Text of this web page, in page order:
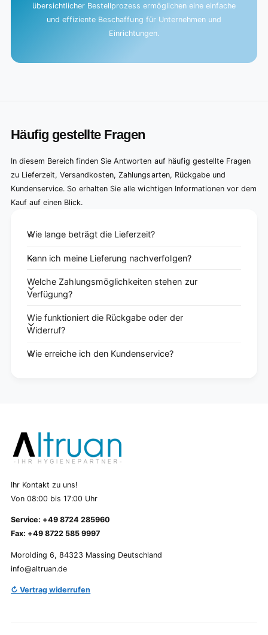
übersichtlicher Bestellprozess ermöglichen eine einfache
und effiziente Beschaffung für Unternehmen und
Einrichtungen.
Häufig gestellte Fragen
In diesem Bereich finden Sie Antworten auf häufig gestellte Fragen
zu Lieferzeit, Versandkosten, Zahlungsarten, Rückgabe und
Kundenservice. So erhalten Sie alle wichtigen Informationen vor dem
Kauf auf einen Blick.
Wie lange beträgt die Lieferzeit?
Kann ich meine Lieferung nachverfolgen?
Welche Zahlungsmöglichkeiten stehen zur
Verfügung?
Wie funktioniert die Rückgabe oder der
Widerruf?
Wie erreiche ich den Kundenservice?
Ihr Kontakt zu uns!
Von 08:00 bis 17:00 Uhr
Service: +49 8724 285960
Fax: +49 8722 585 9997
Morolding 6, 84323 Massing Deutschland
info@altruan.de
↻ Vertrag widerrufen